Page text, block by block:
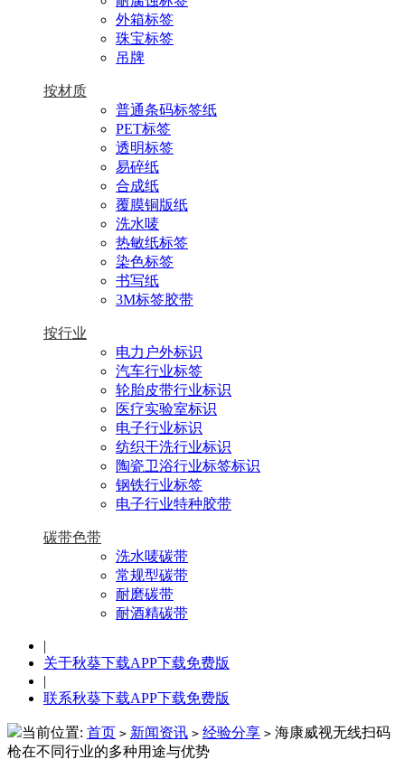
外箱标签
珠宝标签
吊牌
按材质
普通条码标签纸
PET标签
透明标签
易碎纸
合成纸
覆膜铜版纸
洗水唛
热敏纸标签
染色标签
书写纸
3M标签胶带
按行业
电力户外标识
汽车行业标签
轮胎皮带行业标识
医疗实验室标识
电子行业标识
纺织干洗行业标识
陶瓷卫浴行业标签标识
钢铁行业标签
电子行业特种胶带
碳带色带
洗水唛碳带
常规型碳带
耐磨碳带
耐酒精碳带
|
关于秋葵下载APP下载免费版
|
联系秋葵下载APP下载免费版
当前位置: 首页 > 新闻资讯 > 经验分享 > 海康威视无线扫码
枪在不同行业的多种用途与优势